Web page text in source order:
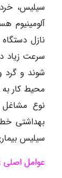
سیلیس،
آلومینیوم
نازل
شوند و
محیط کار به
نوع مشاغل
بهداشتی
سیلیس
عوامل